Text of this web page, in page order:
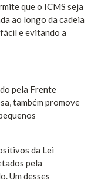
que o ICMS seja
ao longo da cadeia
e evitando a
pela Frente
também promove
da Lei
pela
Um desses